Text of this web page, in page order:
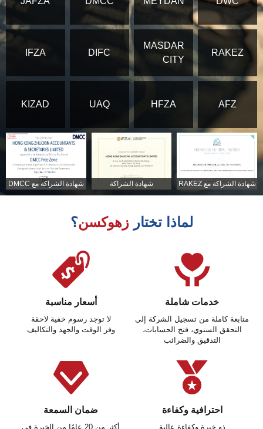
IFZA DIFC
MASDAR
CITY
RAKEZ
KIZAD UAQ HFZA AFZ
شهادة الشراكة مع DMCC شهادة الشراكة شهادة الشراكة مع RAKEZ
لماذا تختارزهوكسن؟
أسعار مناسبة
لا توجد رسوم خفية لاحقة
وفر الوقت والجهد والتكاليف
خدمات شاملة
متابعة كاملة من تسجيل الشركة إلى
التحقق السنوي، فتح الحسابات،
التدقيق والضرائب
ضمان السمعة
أكثر من 20 عامًا من الخبرة في
احترافية وكفاءة
ذو خبرة وكفاءة عالية